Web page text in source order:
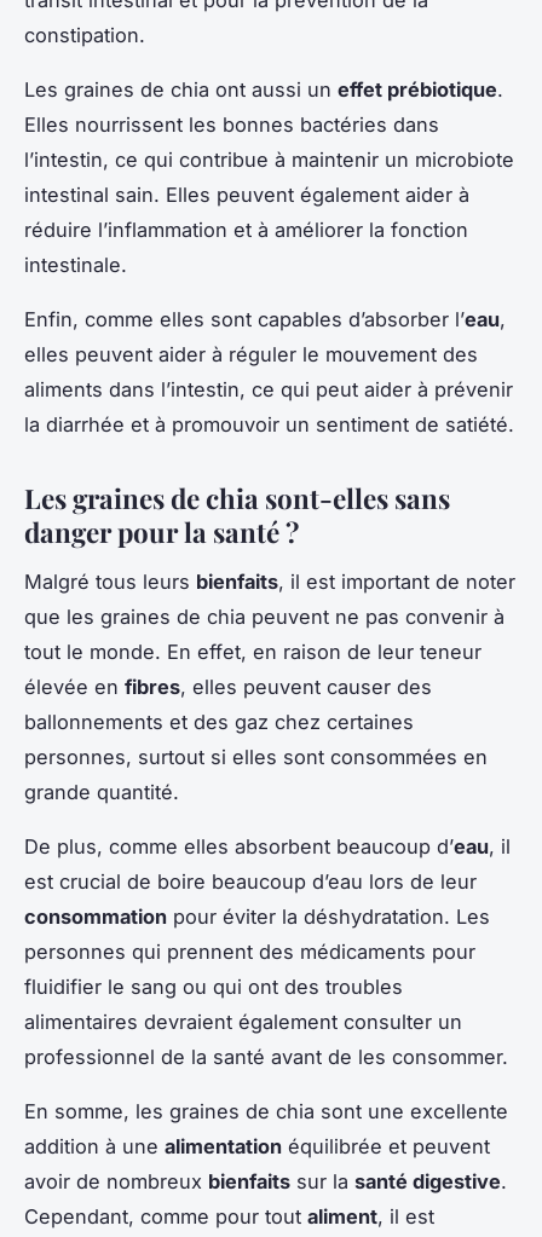
constipation.
Les graines de chia ont aussi un effet prébiotique.
Elles nourrissent les bonnes bactéries dans
l’intestin, ce qui contribue à maintenir un microbiote
intestinal sain. Elles peuvent également aider à
réduire l’inflammation et à améliorer la fonction
intestinale.
Enfin, comme elles sont capables d’absorber l’eau,
elles peuvent aider à réguler le mouvement des
aliments dans l’intestin, ce qui peut aider à prévenir
la diarrhée et à promouvoir un sentiment de satiété.
Les graines de chia sont-elles sans
danger pour la santé ?
Malgré tous leurs bienfaits, il est important de noter
que les graines de chia peuvent ne pas convenir à
tout le monde. En effet, en raison de leur teneur
élevée en fibres, elles peuvent causer des
ballonnements et des gaz chez certaines
personnes, surtout si elles sont consommées en
grande quantité.
De plus, comme elles absorbent beaucoup d’eau, il
est crucial de boire beaucoup d’eau lors de leur
consommation pour éviter la déshydratation. Les
personnes qui prennent des médicaments pour
fluidifier le sang ou qui ont des troubles
alimentaires devraient également consulter un
professionnel de la santé avant de les consommer.
En somme, les graines de chia sont une excellente
addition à une alimentation équilibrée et peuvent
avoir de nombreux bienfaits sur la santé digestive.
Cependant, comme pour tout aliment, il est